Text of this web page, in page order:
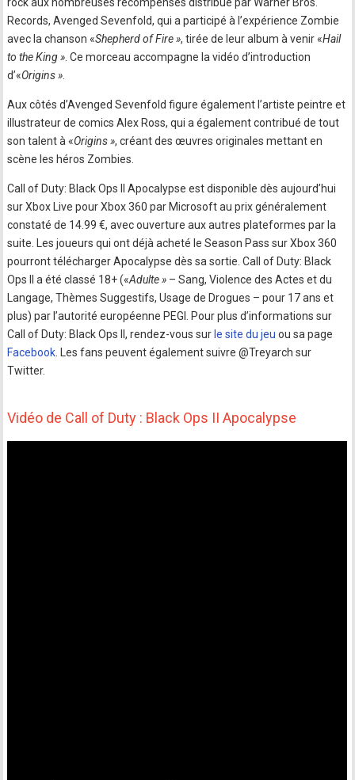
Records, Avenged Sevenfold, qui a participé à l’expérience Zombie
avec la chanson «Shepherd of Fire », tirée de leur album à venir «Hail
to the King » . Ce morceau accompagne la vidéo d’introduction
d’«Origins »
Aux côtés d’Avenged Sevenfold figure également l’artiste peintre et
illustrateur de comics Alex Ross, qui a également contribué de tout
son talent à «Origins », créant des œuvres originales mettant en
scène les héros Zombies.
Call of Duty: Black Ops II Apocalypse est disponible dès aujourd’hui
sur Xbox Live pour Xbox 360 par Microsoft au prix généralement
constaté de 14.99 €, avec ouverture aux autres plateformes par la
suite. Les joueurs qui ont déjà acheté le Season Pass sur Xbox 360
pourront télécharger Apocalypse dès sa sortie. Call of Duty: Black
Ops II a été classé 18+ («Adulte » – Sang, Violence des Actes et du
Langage, Thèmes Suggestifs, Usage de Drogues – pour 17 ans et
plus) par l’autorité européenne PEGI. Pour plus d’informations sur
Call of Duty: Black Ops II, rendez-vous sur le site du jeu ou sa page
Facebook . Les fans peuvent également suivre @Treyarch sur
Twitter.
Vidéo de Call of Duty : Black Ops II Apocalypse